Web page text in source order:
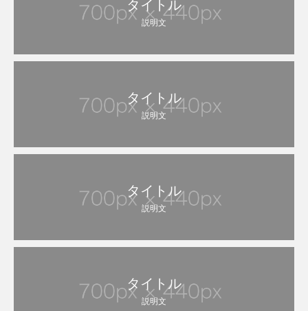
タイトル
説明文
タイトル
説明文
タイトル
説明文
タイトル
説明文